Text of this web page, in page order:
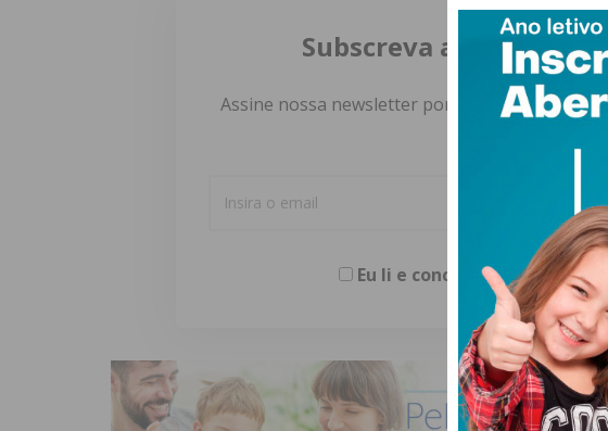
Subscreva a newsletter
Assine nossa newsletter por e-mail e obtenha
Eu li e concordo com os